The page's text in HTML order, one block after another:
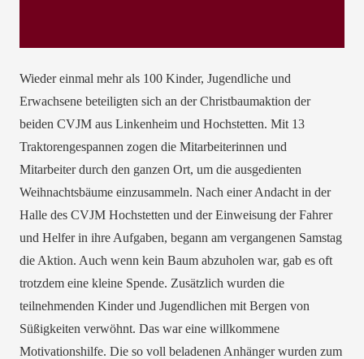
Wieder einmal mehr als 100 Kinder, Jugendliche und
Erwachsene beteiligten sich an der Christbaumaktion der
beiden CVJM aus Linkenheim und Hochstetten. Mit 13
Traktorengespannen zogen die Mitarbeiterinnen und
Mitarbeiter durch den ganzen Ort, um die ausgedienten
Weihnachtsbäume einzusammeln. Nach einer Andacht in der
Halle des CVJM Hochstetten und der Einweisung der Fahrer
und Helfer in ihre Aufgaben, begann am vergangenen Samstag
die Aktion. Auch wenn kein Baum abzuholen war, gab es oft
trotzdem eine kleine Spende. Zusätzlich wurden die
teilnehmenden Kinder und Jugendlichen mit Bergen von
Süßigkeiten verwöhnt. Das war eine willkommene
Motivationshilfe. Die so voll beladenen Anhänger wurden zum